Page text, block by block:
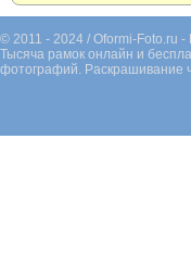
© 2011 - 2024 / Oformi-Foto.ru -
Тысяча рамок онлайн и
фотографий. Раскрашивание